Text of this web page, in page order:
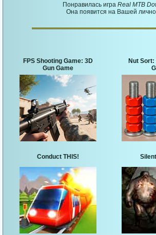
Понравилась игра Real MTB
Она появится на Вашей
FPS Shooting Game: 3D
Gun Game
Nut Sort:
Conduct THIS!